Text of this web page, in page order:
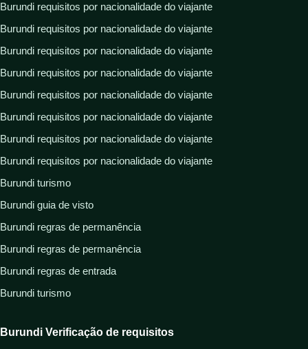
Burundi requisitos por nacionalidade do viajante
Burundi requisitos por nacionalidade do viajante
Burundi requisitos por nacionalidade do viajante
Burundi requisitos por nacionalidade do viajante
Burundi requisitos por nacionalidade do viajante
Burundi requisitos por nacionalidade do viajante
Burundi requisitos por nacionalidade do viajante
Burundi requisitos por nacionalidade do viajante
Burundi turismo
Burundi guia de visto
Burundi regras de permanência
Burundi regras de permanência
Burundi regras de entrada
Burundi turismo
Burundi Verificação de requisitos